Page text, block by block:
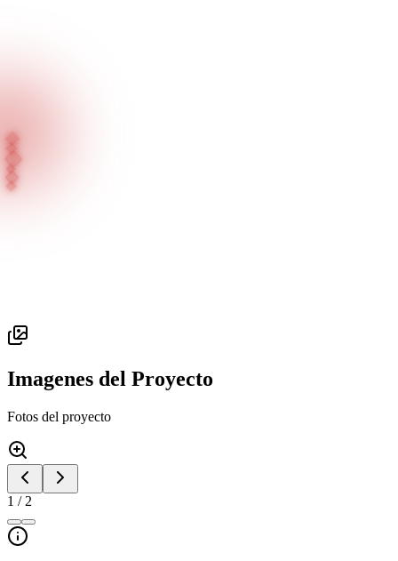
Imagenes del Proyecto
Fotos del proyecto
1 / 2